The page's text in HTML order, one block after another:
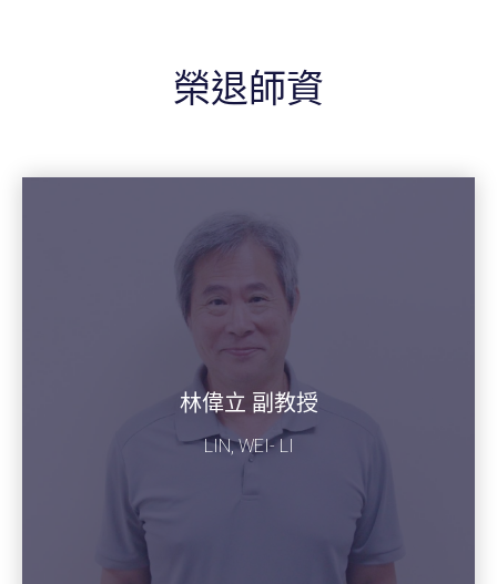
榮退師資
林偉立 副教授
LIN, WEI- LI